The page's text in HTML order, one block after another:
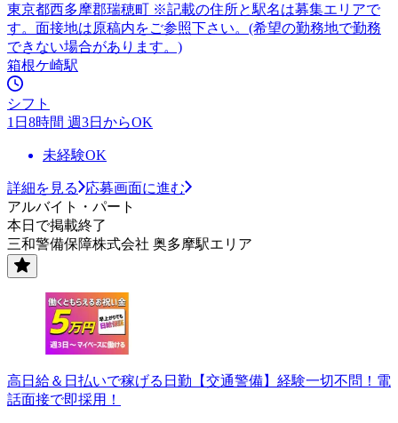
東京都西多摩郡瑞穂町 ※記載の住所と駅名は募集エリアで
す。面接地は原稿内をご参照下さい。(希望の勤務地で勤務
できない場合があります。)
箱根ケ崎駅
シフト
1日8時間 週3日からOK
未経験OK
詳細を見る
応募画面に進む
アルバイト・パート
本日で掲載終了
三和警備保障株式会社 奥多摩駅エリア
高日給＆日払いで稼げる日勤【交通警備】経験一切不問！電
話面接で即採用！